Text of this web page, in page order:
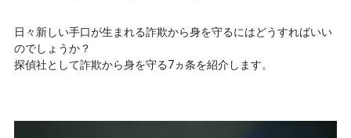
日々新しい手口が生まれる詐欺から身を守るにはどうすればいい
のでしょうか？
探偵社として詐欺から身を守る7ヵ条を紹介します。